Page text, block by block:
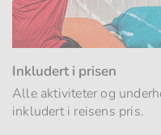
Inkludert i prisen
Alle aktiviteter og
inkludert i reisens pris.